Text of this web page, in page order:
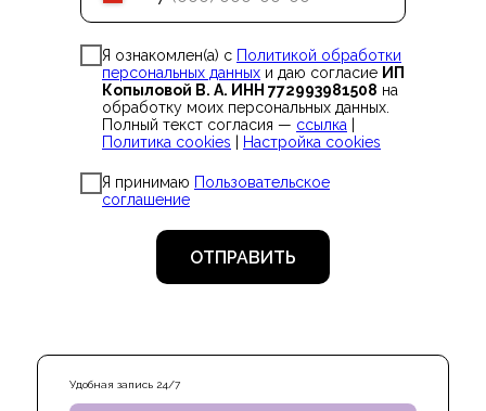
Я ознакомлен(а) с Политикой обработки
персональных данных и даю согласие ИП
Копыловой В. А. ИНН 772993981508 на
обработку моих персональных данных.
Полный текст согласия — ссылка |
Политика cookies | Настройка cookies
Я принимаю Пользовательское
соглашение
ОТПРАВИТЬ
Удобная запись 24/7